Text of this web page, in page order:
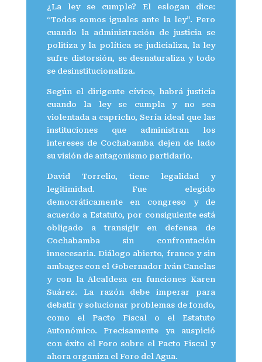
¿La ley se cumple? El eslogan dice:
“Todos somos iguales ante la ley”. Pero
cuando la administración de justicia se
politiza y la política se judicializa, la ley
sufre distorsión, se desnaturaliza y todo
se desinstitucionaliza.
Según el dirigente cívico, habrá justicia
cuando la ley se cumpla y no sea
violentada a capricho, Sería ideal que las
instituciones que administran los
intereses de Cochabamba dejen de lado
su visión de antagonismo partidario.
David Torrelio, tiene legalidad y
legitimidad. Fue elegido
democráticamente en congreso y de
acuerdo a Estatuto, por consiguiente está
obligado a transigir en defensa de
Cochabamba sin confrontación
innecesaria. Diálogo abierto, franco y sin
ambages con el Gobernador Iván Canelas
y con la Alcaldesa en funciones Karen
Suárez. La razón debe imperar para
debatir y solucionar problemas de fondo,
como el Pacto Fiscal o el Estatuto
Autonómico. Precisamente ya auspició
con éxito el Foro sobre el Pacto Fiscal y
ahora organiza el Foro del Agua.